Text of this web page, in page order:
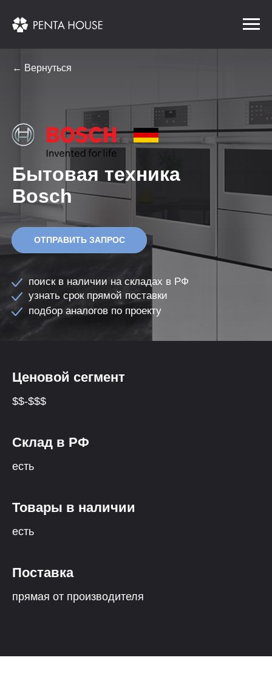
← Вернуться
Бытовая техника
Bosch
ОТПРАВИТЬ ЗАПРОС
поиск в наличии на складах в РФ
узнать срок прямой поставки
подбор аналогов по проекту
Ценовой сегмент
$$-$$$
Cклад в РФ
есть
Товары в наличии
есть
Поставка
прямая от производителя